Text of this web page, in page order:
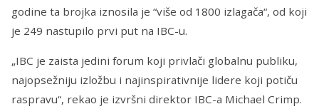
godine ta brojka iznosila je “više od 1800 izlagača“, od koji
je 249 nastupilo prvi put na IBC-u.
„IBC je zaista jedini forum koji privlači globalnu publiku,
najopsežniju izložbu i najinspirativnije lidere koji potiču
raspravu“, rekao je izvršni direktor IBC-a Michael Crimp.